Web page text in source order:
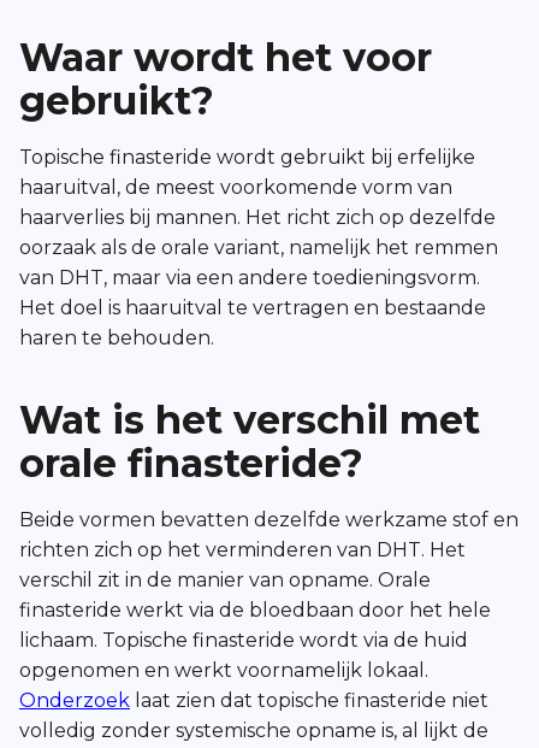
Waar wordt het voor
gebruikt?
Topische finasteride wordt gebruikt bij erfelijke
haaruitval, de meest voorkomende vorm van
haarverlies bij mannen. Het richt zich op dezelfde
oorzaak als de orale variant, namelijk het remmen
van DHT, maar via een andere toedieningsvorm.
Het doel is haaruitval te vertragen en bestaande
haren te behouden.
Wat is het verschil met
orale finasteride?
Beide vormen bevatten dezelfde werkzame stof en
richten zich op het verminderen van DHT. Het
verschil zit in de manier van opname. Orale
finasteride werkt via de bloedbaan door het hele
lichaam. Topische finasteride wordt via de huid
opgenomen en werkt voornamelijk lokaal.
Onderzoek laat zien dat topische finasteride niet
volledig zonder systemische opname is, al lijkt de